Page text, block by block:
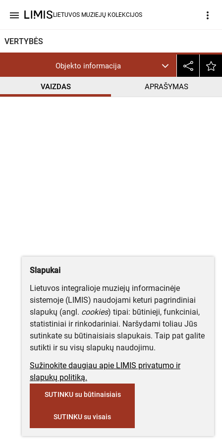
menu LIETUVOS MUZIEJŲ KOLEKCIJOS more_vert
VERTYBĖS
Objekto informacija
VAIZDAS APRAŠYMAS
Slapukai
Lietuvos integralioje muziejų informacinėje
sistemoje (LIMIS) naudojami keturi pagrindiniai
slapukų (angl.cookies) tipai: būtinieji, funkciniai,
statistiniai ir rinkodariniai. Naršydami toliau Jūs
sutinkate su būtinaisiais slapukais. Taip pat galite
sutikti ir su visų slapukų naudojimu.
Sužinokite daugiau apie LIMIS privatumo ir
slapukų politiką.
SUTINKU su būtinaisiais
SUTINKU su visais